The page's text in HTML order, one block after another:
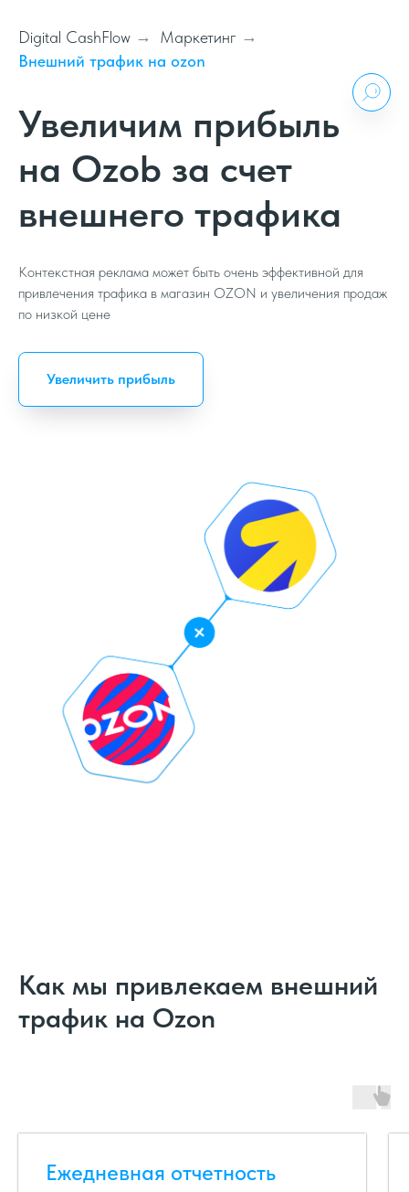
Digital CashFlow → Маркетинг →
Внешний трафик на ozon
Увеличим прибыль
на Ozob за счет
внешнего трафика
Контекстная реклама может быть очень эффективной для
привлечения трафика в магазин OZON и увеличения продаж
по низкой цене
Увеличить прибыль
Как мы привлекаем внешний
трафик на Ozon
Ежедневная отчетность